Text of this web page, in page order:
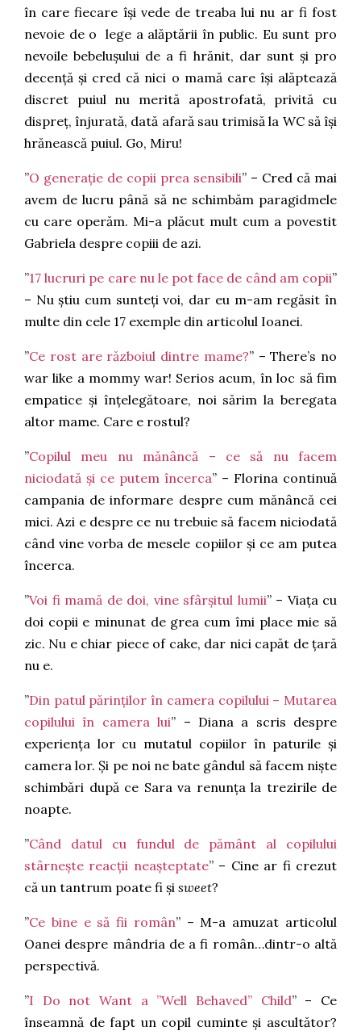
în care fiecare își vede de treaba lui nu ar fi fost
nevoie de o lege a alăptării în public. Eu sunt pro
nevoile bebelușului de a fi hrănit, dar sunt și pro
decență și cred că nici o mamă care își alăptează
discret puiul nu merită apostrofată, privită cu
dispreț, înjurată, dată afară sau trimisă la WC să își
hrănească puiul. Go, Miru!
”O generație de copii prea sensibili” – Cred că mai
avem de lucru până să ne schimbăm paragidmele
cu care operăm. Mi-a plăcut mult cum a povestit
Gabriela despre copiii de azi.
”17 lucruri pe care nu le pot face de când am copii”
– Nu știu cum sunteți voi, dar eu m-am regăsit în
multe din cele 17 exemple din articolul Ioanei.
”Ce rost are războiul dintre mame?” – There’s no
war like a mommy war! Serios acum, în loc să fim
empatice și înțelegătoare, noi sărim la beregata
altor mame. Care e rostul?
”Copilul meu nu mănâncă – ce să nu facem
niciodată și ce putem încerca” – Florina continuă
campania de informare despre cum mănâncă cei
mici. Azi e despre ce nu trebuie să facem niciodată
când vine vorba de mesele copiilor și ce am putea
încerca.
”Voi fi mamă de doi, vine sfârșitul lumii” – Viața cu
doi copii e minunat de grea cum îmi place mie să
zic. Nu e chiar piece of cake, dar nici capăt de țară
nu e.
”Din patul părinților în camera copilului – Mutarea
copilului în camera lui” – Diana a scris despre
experiența lor cu mutatul copiilor în paturile și
camera lor. Și pe noi ne bate gândul să facem niște
schimbări după ce Sara va renunța la trezirile de
noapte.
”Când datul cu fundul de pământ al copilului
stârnește reacții neașteptate” – Cine ar fi crezut
că un tantrum poate fi și sweet?
”Ce bine e să fii român” – M-a amuzat articolul
Oanei despre mândria de a fi român…dintr-o altă
perspectivă.
”I Do not Want a ”Well Behaved” Child” – Ce
înseamnă de fapt un copil cuminte și ascultător?